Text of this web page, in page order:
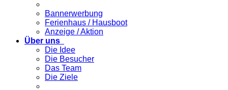
Bannerwerbung
Ferienhaus / Hausboot
Anzeige / Aktion
Über uns
Die Idee
Die Besucher
Das Team
Die Ziele